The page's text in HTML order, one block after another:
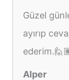
Güzel
ayırıp
Alper